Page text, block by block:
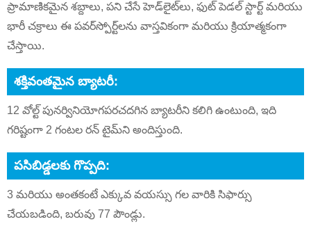
ప్రామాణికమైన శబ్దాలు, పని చేసే హెడ్‌లైట్‌లు, ఫుట్ పెడల్ స్టార్ట్ మరియు
భారీ చక్రాలు ఈ పవర్‌స్పోర్ట్‌లను వాస్తవికంగా మరియు క్రియాత్మకంగా
చేస్తాయి.
శక్తివంతమైన బ్యాటరీ:
12 వోల్ట్ పునర్వినియోగపరచదగిన బ్యాటరీని కలిగి ఉంటుంది, ఇది
గరిష్టంగా 2 గంటల రన్ టైమ్‌ని అందిస్తుంది.
పసిబిడ్డలకు గొప్పది:
3 మరియు అంతకంటే ఎక్కువ వయస్సు గల వారికి సిఫార్సు
చేయబడింది, బరువు 77 పౌండ్లు.